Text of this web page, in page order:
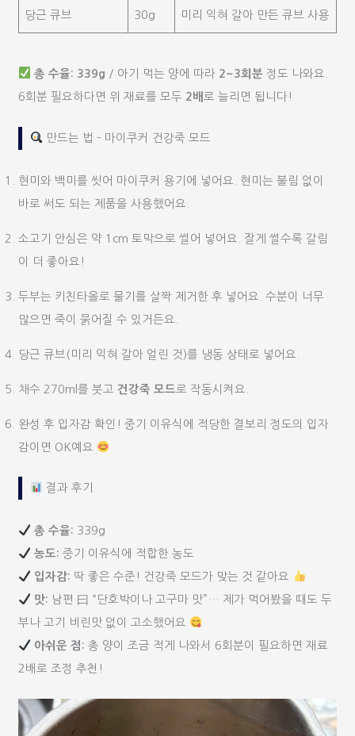
당근 큐브 30g 미리 익혀 갈아 만든 큐브 사용
총 수율: 339g / 아기 먹는 양에 따라 2~3회분 정도 나와요.
6회분 필요하다면 위 재료를 모두 2배 로 늘리면 됩니다!
만드는 법 – 마이쿠커 건강죽 모드
현미와 백미를 씻어 마이쿠커 용기에 넣어요. 현미는 불림 없이
바로 써도 되는 제품을 사용했어요.
소고기 안심은 약 1cm 토막으로 썰어 넣어요. 잘게 썰수록 갈림
이 더 좋아요!
두부는 키친타올로 물기를 살짝 제거한 후 넣어요. 수분이 너무
많으면 죽이 묽어질 수 있거든요.
당근 큐브(미리 익혀 갈아 얼린 것)를 냉동 상태로 넣어요.
채수 270ml를 붓고 건강죽 모드로 작동시켜요.
완성 후 입자감 확인! 중기 이유식에 적당한 결보리 정도의 입자
감이면 OK예요
결과 후기
총 수율: 339g
농도: 중기 이유식에 적합한 농도
입자감: 딱 좋은 수준! 건강죽 모드가 맞는 것 같아요
맛: 남편 曰 “단호박이나 고구마 맛”… 제가 먹어봤을 때도 두
부나 고기 비린맛 없이 고소했어요
아쉬운 점: 총 양이 조금 적게 나와서 6회분이 필요하면 재료
2배로 조정 추천!